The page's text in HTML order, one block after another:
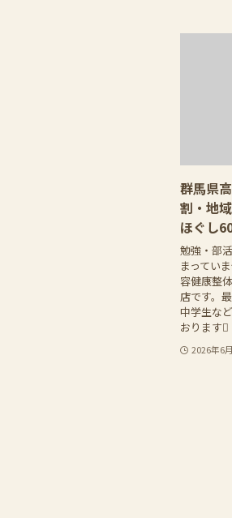
群馬県
割・地
ほぐし
勉強・部
まってい
容健康整
店です。
中学生な
おります
2026年6